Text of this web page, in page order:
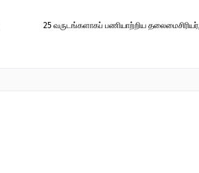
25 வருடங்களாகப் பணியாற்றிய